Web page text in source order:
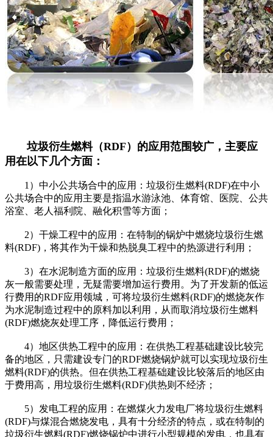
垃圾衍生燃料（RDF）的应用范围较广，主要应
用在以下几个方面：
1）中小公共场合中的应用：垃圾衍生燃料(RDF)在中小
公共场合中的应用主要是指温水游泳池、体育馆、医院、公共
浴室、老人福利院、融化积雪等方面；
2）干燥工程中的应用：在特制的锅炉中燃烧垃圾衍生燃
料(RDF)，将其作为干燥和热脱臭工程中的热源进行利用；
3）在水泥制造方面的应用：垃圾衍生燃料(RDF)的燃烧
灰一般需要处理，无疑需要增加运行费用。为了开发新的低运
行费用的RDF应用领城，可将垃圾衍生燃料(RDF)的燃烧灰作
为水泥制造过程中的原料加以利用，从而取消垃圾衍生燃料
(RDF)燃烧灰处理工序，降低运行费用；
4）地区供热工程中的应用：在供热工程基础建设比较完
备的地区，只需建设专门的RDF燃烧锅炉就可以实现垃圾衍生
燃料(RDF)的供热。但在供热工程基础建设比较落后的地区由
于费用高，用垃圾衍生燃料(RDF)供热则不经济；
5）发电工程的应用：在燃煤火力发电厂将垃圾衍生燃料
(RDF)与煤混合燃烧发电，具有十分经济的特点，或在特制的
垃圾衍生燃料(RDF)燃烧锅炉中进行小型规模的发电，也具有